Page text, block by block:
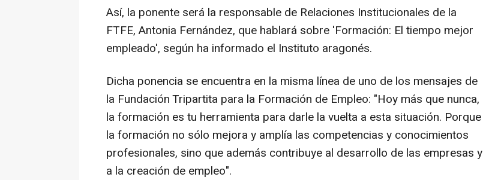
Así, la ponente será la responsable de Relaciones Institucionales de la
FTFE, Antonia Fernández, que hablará sobre 'Formación: El tiempo mejor
empleado', según ha informado el Instituto aragonés.
Dicha ponencia se encuentra en la misma línea de uno de los mensajes de
la Fundación Tripartita para la Formación de Empleo: "Hoy más que nunca,
la formación es tu herramienta para darle la vuelta a esta situación. Porque
la formación no sólo mejora y amplía las competencias y conocimientos
profesionales, sino que además contribuye al desarrollo de las empresas y
a la creación de empleo".